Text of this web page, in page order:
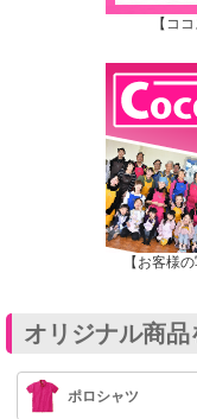
【コ
【お客様
オリジナル商品
ポロシャツ